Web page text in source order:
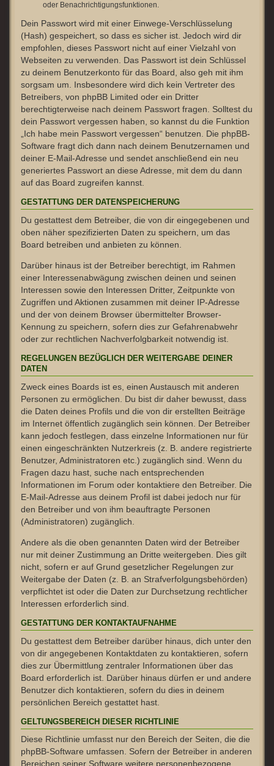
oder Benachrichtigungsfunktionen.
Dein Passwort wird mit einer Einwege-Verschlüsselung
(Hash) gespeichert, so dass es sicher ist. Jedoch wird dir
empfohlen, dieses Passwort nicht auf einer Vielzahl von
Webseiten zu verwenden. Das Passwort ist dein Schlüssel
zu deinem Benutzerkonto für das Board, also geh mit ihm
sorgsam um. Insbesondere wird dich kein Vertreter des
Betreibers, von phpBB Limited oder ein Dritter
berechtigterweise nach deinem Passwort fragen. Solltest du
dein Passwort vergessen haben, so kannst du die Funktion
„Ich habe mein Passwort vergessen“ benutzen. Die phpBB-
Software fragt dich dann nach deinem Benutzernamen und
deiner E-Mail-Adresse und sendet anschließend ein neu
generiertes Passwort an diese Adresse, mit dem du dann
auf das Board zugreifen kannst.
GESTATTUNG DER DATENSPEICHERUNG
Du gestattest dem Betreiber, die von dir eingegebenen und
oben näher spezifizierten Daten zu speichern, um das
Board betreiben und anbieten zu können.
Darüber hinaus ist der Betreiber berechtigt, im Rahmen
einer Interessenabwägung zwischen deinen und seinen
Interessen sowie den Interessen Dritter, Zeitpunkte von
Zugriffen und Aktionen zusammen mit deiner IP-Adresse
und der von deinem Browser übermittelter Browser-
Kennung zu speichern, sofern dies zur Gefahrenabwehr
oder zur rechtlichen Nachverfolgbarkeit notwendig ist.
REGELUNGEN BEZÜGLICH DER WEITERGABE DEINER
DATEN
Zweck eines Boards ist es, einen Austausch mit anderen
Personen zu ermöglichen. Du bist dir daher bewusst, dass
die Daten deines Profils und die von dir erstellten Beiträge
im Internet öffentlich zugänglich sein können. Der Betreiber
kann jedoch festlegen, dass einzelne Informationen nur für
einen eingeschränkten Nutzerkreis (z. B. andere registrierte
Benutzer, Administratoren etc.) zugänglich sind. Wenn du
Fragen dazu hast, suche nach entsprechenden
Informationen im Forum oder kontaktiere den Betreiber. Die
E-Mail-Adresse aus deinem Profil ist dabei jedoch nur für
den Betreiber und von ihm beauftragte Personen
(Administratoren) zugänglich.
Andere als die oben genannten Daten wird der Betreiber
nur mit deiner Zustimmung an Dritte weitergeben. Dies gilt
nicht, sofern er auf Grund gesetzlicher Regelungen zur
Weitergabe der Daten (z. B. an Strafverfolgungsbehörden)
verpflichtet ist oder die Daten zur Durchsetzung rechtlicher
Interessen erforderlich sind.
GESTATTUNG DER KONTAKTAUFNAHME
Du gestattest dem Betreiber darüber hinaus, dich unter den
von dir angegebenen Kontaktdaten zu kontaktieren, sofern
dies zur Übermittlung zentraler Informationen über das
Board erforderlich ist. Darüber hinaus dürfen er und andere
Benutzer dich kontaktieren, sofern du dies in deinem
persönlichen Bereich gestattet hast.
GELTUNGSBEREICH DIESER RICHTLINIE
Diese Richtlinie umfasst nur den Bereich der Seiten, die die
phpBB-Software umfassen. Sofern der Betreiber in anderen
Bereichen seiner Software weitere personenbezogene